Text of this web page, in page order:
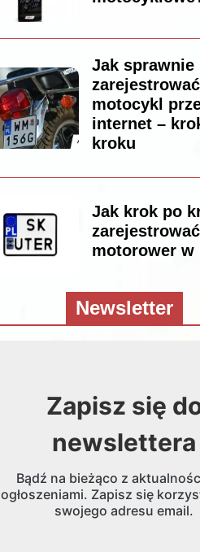
Jak sprawnie
zarejestrować
motocykl
internet –
kroku
Jak krok po
zarejestrować
motorower w
Newsletter
Zapisz się
newslettera
Bądź na bieżąco z
ogłoszeniami. Zapisz się
swojego adresu email.